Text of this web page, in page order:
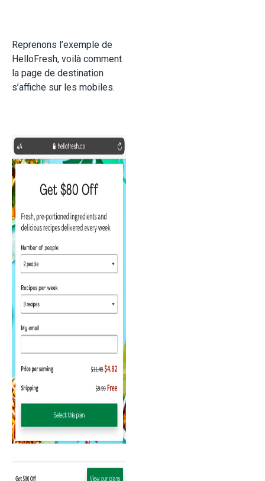
Reprenons l’exemple de
HelloFresh, voilà comment
la page de destination
s’affiche sur les mobiles.